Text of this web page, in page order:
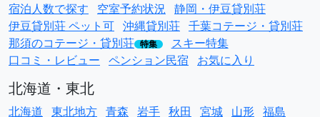
宿泊人数で探す
空室予約状況 静岡・伊豆貸別荘
伊豆貸別荘 ペット可 沖縄貸別荘 千葉コテージ・貸別荘
那須のコテージ・貸別荘 特集
スキー特集
口コミ・レビュー ペンション民宿 お気に入り
北海道・東北
北海道 東北地方 青森 岩手 秋田 宮城 山形 福島